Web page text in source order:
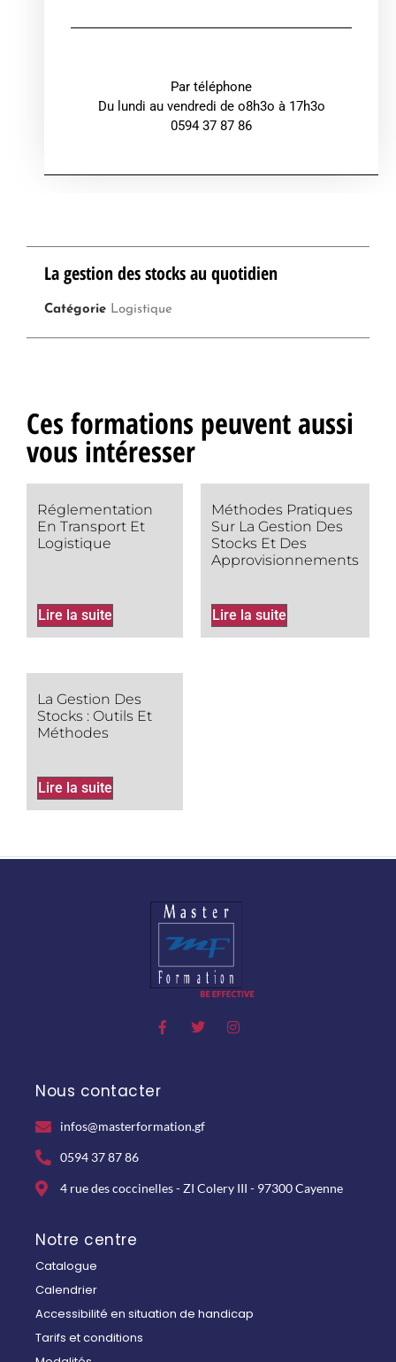
Par téléphone
Du lundi au vendredi de o8h3o à 17h3o
0594 37 87 86
La gestion des stocks au quotidien
Catégorie Logistique
Ces formations peuvent aussi
vous intéresser
Réglementation
En Transport Et
Logistique
Lire la suite
Méthodes Pratiques
Sur La Gestion Des
Stocks Et Des
Approvisionnements
Lire la suite
La Gestion Des
Stocks : Outils Et
Méthodes
Lire la suite
Nous contacter
infos@masterformation.gf
0594 37 87 86
4 rue des coccinelles - ZI Colery III - 97300 Cayenne
Notre centre
Catalogue
Calendrier
Accessibilité en situation de handicap
Tarifs et conditions